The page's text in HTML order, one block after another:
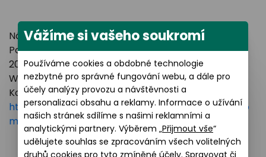
Název výrobce: LUXOTTICA GROUP
Poštovní adresa: Piazzale Luigi Cadorna 3 Milano,
20123 Italy
Webové stránky:https://www.essilorluxottica.com
Kontakt:
https://www.essilorluxottica.com/en/brands/custo
mer-care
Vážíme si vašeho soukromí
Používáme cookies a obdobné technologie
nezbytné pro správné fungování webu, a dále pro
účely analýzy provozu a návštěvnosti a
personalizaci obsahu a reklamy. Informace o užívání
našich stránek sdílíme s našimi reklamními a
analytickými partnery. Výběrem „Přijmout vše“
udělujete souhlas se zpracováním všech volitelných
druhů cookies pro tyto zmíněné účely. Spravovat či